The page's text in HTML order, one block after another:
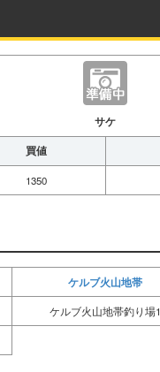
サケ
買値
1350
ケルブ火山地帯
ケルブ火山地帯釣り場1